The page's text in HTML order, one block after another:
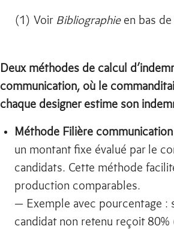
(1) Voir Bibliographieen bas de
Deux méthodes de calcul
communication, où le
chaque designer estime son
Méthode Filière
un montant fixe évalué par le
candidats. Cette méthode
production comparables.
— Exemple avec pourcentage :
candidat non retenu reçoit